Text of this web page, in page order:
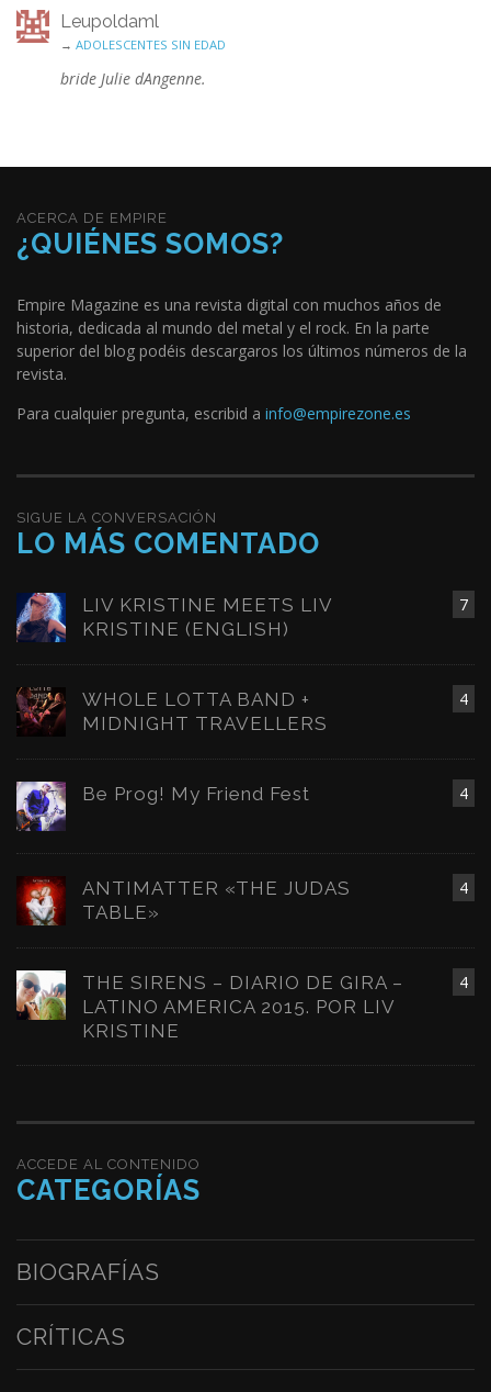
Leupoldaml
→ ADOLESCENTES SIN EDAD
bride Julie dAngenne.
ACERCA DE EMPIRE
¿QUIÉNES SOMOS?
Empire Magazine es una revista digital con muchos años de
historia, dedicada al mundo del metal y el rock. En la parte
superior del blog podéis descargaros los últimos números de la
revista.
Para cualquier pregunta, escribid a info@empirezone.es
SIGUE LA CONVERSACIÓN
LO MÁS COMENTADO
7
LIV KRISTINE MEETS LIV
KRISTINE (ENGLISH)
4
WHOLE LOTTA BAND +
MIDNIGHT TRAVELLERS
4
Be Prog! My Friend Fest
4
ANTIMATTER «THE JUDAS
TABLE»
4
THE SIRENS – DIARIO DE GIRA –
LATINO AMERICA 2015. POR LIV
KRISTINE
ACCEDE AL CONTENIDO
CATEGORÍAS
BIOGRAFÍAS
CRÍTICAS